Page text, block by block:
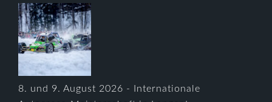
8. und 9. August 2026 - Internationale